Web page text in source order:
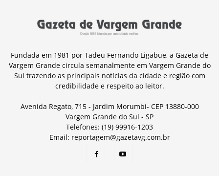
Fundada em 1981 por Tadeu Fernando Ligabue, a Gazeta de
Vargem Grande circula semanalmente em Vargem Grande do
Sul trazendo as principais notícias da cidade e região com
credibilidade e respeito ao leitor.
Avenida Regato, 715 - Jardim Morumbi- CEP 13880-000
Vargem Grande do Sul - SP
Telefones: (19) 99916-1203
Email: reportagem@gazetavg.com.br